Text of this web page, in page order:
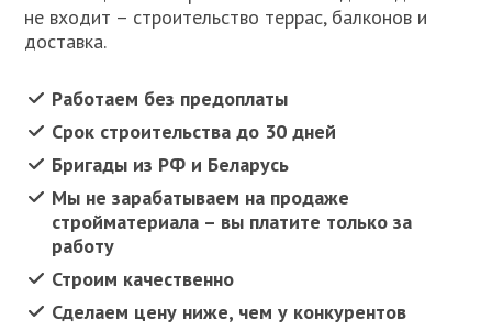
не входит – строительство террас, балконов и
доставка.
Работаем без предоплаты
Срок строительства до 30 дней
Бригады из РФ и Беларусь
Мы не зарабатываем на продаже
стройматериала – вы платите только за
работу
Строим качественно
Сделаем цену ниже, чем у конкурентов